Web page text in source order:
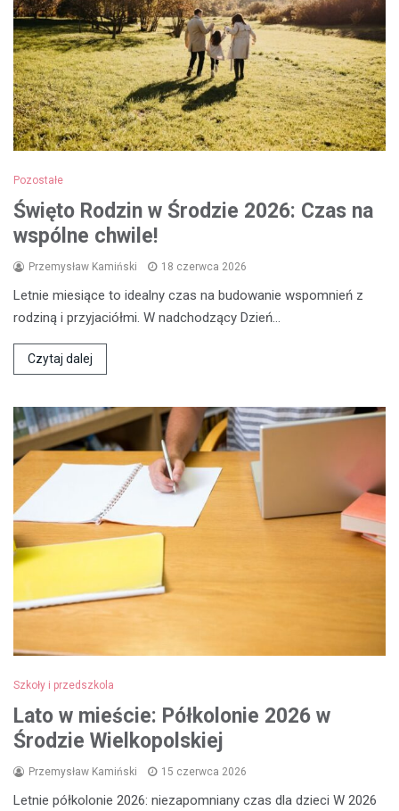
Pozostałe
Święto Rodzin w Środzie 2026: Czas na
wspólne chwile!
Przemysław Kamiński 18 czerwca 2026
Letnie miesiące to idealny czas na budowanie wspomnień z
rodziną i przyjaciółmi. W nadchodzący Dzień…
Czytaj dalej
Szkoły i przedszkola
Lato w mieście: Półkolonie 2026 w
Środzie Wielkopolskiej
Przemysław Kamiński 15 czerwca 2026
Letnie półkolonie 2026: niezapomniany czas dla dzieci W 2026